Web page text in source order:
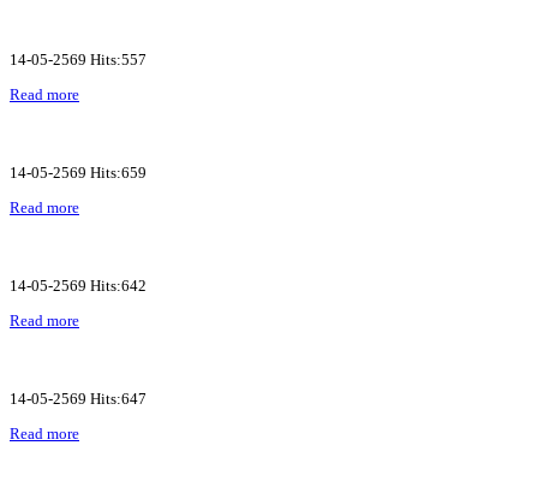
14-05-2569 Hits:557
Read more
14-05-2569 Hits:659
Read more
14-05-2569 Hits:642
Read more
14-05-2569 Hits:647
Read more